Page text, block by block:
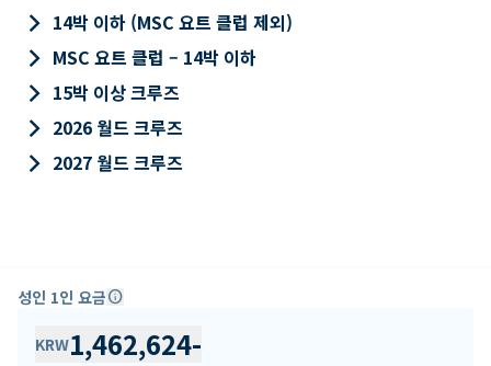
keyboard_arrow_right 14박 이하 (MSC 요트 클럽 제외)
keyboard_arrow_right MSC 요트 클럽 – 14박 이하
keyboard_arrow_right 15박 이상 크루즈
keyboard_arrow_right 2026 월드 크루즈
keyboard_arrow_right 2027 월드 크루즈
성인 1인 요금info
KRW1,462,624-